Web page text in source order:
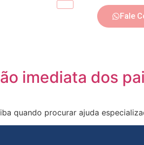
Fale
imediata dos
quando procurar ajuda